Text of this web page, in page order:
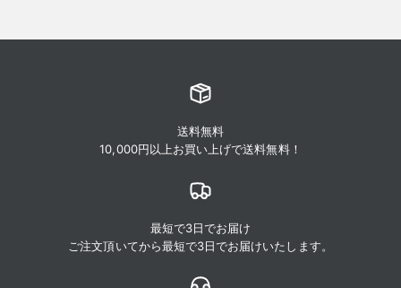
送料無料
10,000円以上お買い上げで送料無料！
最短で3日でお届け
ご注文頂いてから最短で3日でお届けいたします。